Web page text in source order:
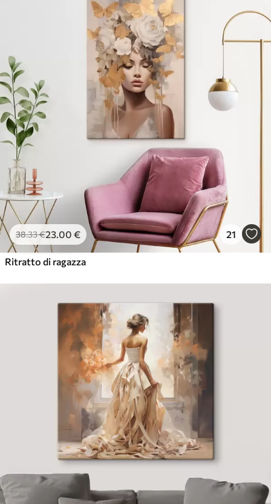
38.33€23.00 € 21
Ritratto di ragazza